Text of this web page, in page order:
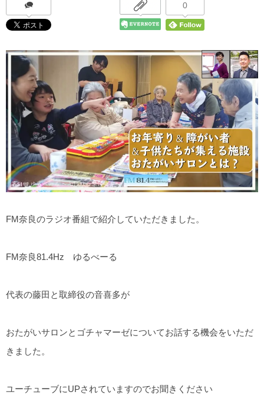
0
FM奈良のラジオ番組で紹介していただきました。
FM奈良81.4Hz ゆるべーる
代表の藤田と取締役の音喜多が
おたがいサロンとゴチャマーゼについてお話する機会をいただ
きました。
ユーチューブにUPされていますのでお聞きください